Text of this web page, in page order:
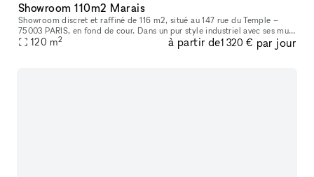
Showroom 110m2 Marais
Showroom discret et raffiné de 116 m2, situé au 147 rue du Temple –
75003 PARIS, en fond de cour. Dans un pur style industriel avec ses murs
blancs et son sol en béton, il bénéficie d’une lumière du
120 m2 à partir de1 320 € par jour